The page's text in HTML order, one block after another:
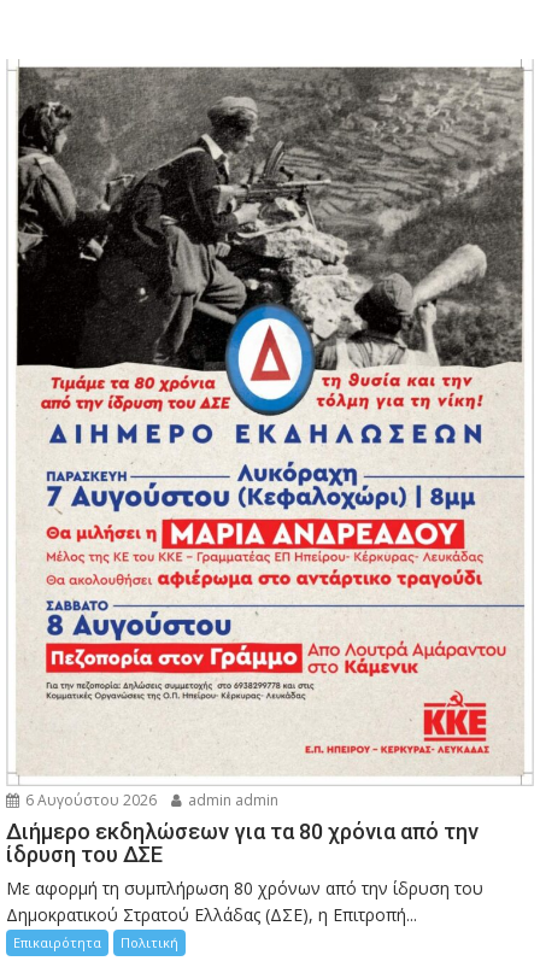
6 Αυγούστου 2026 admin admin
Διήμερο εκδηλώσεων για τα 80 χρόνια από την
ίδρυση του ΔΣΕ
Με αφορμή τη συμπλήρωση 80 χρόνων από την ίδρυση του
Δημοκρατικού Στρατού Ελλάδας (ΔΣΕ), η Επιτροπή...
Επικαιρότητα Πολιτική